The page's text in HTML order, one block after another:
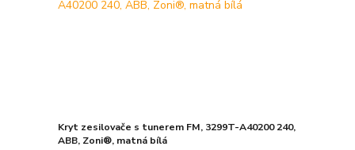
Kryt zesilovače s tunerem FM, 3299T-A40200 240,
ABB, Zoni®, matná bílá